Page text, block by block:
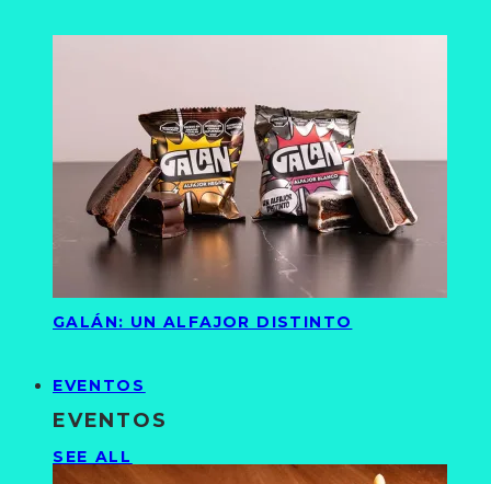
GALÁN: UN ALFAJOR DISTINTO
EVENTOS
EVENTOS
SEE ALL